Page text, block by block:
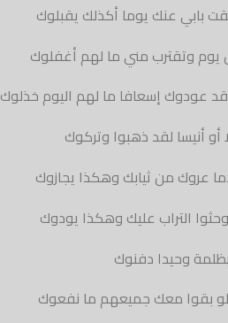
بابي عنك يوما أكذلك يقبلوك
يوم وتقترب مني ما لهم أغفلوك
عودوك إسعافا ما لهم اليوم خذلوك
أنيسا لقد ذهبوا وتركوك
عروك من ثيابك وهكذا يجازوك
التراب عليك وهكذا يودوك
وحيدا دفنوك
بقوا معك جميعهم ما نفعوك